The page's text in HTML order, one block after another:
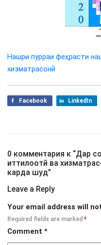
Нашри пурраи феҳрасти
хизматрасонӣ
Facebook LinkedIn
0 комментария к “Дар
иттилоотӣ ва
карда шуд”
Leave a Reply
Your email address will
Required fields are marked *
Comment *